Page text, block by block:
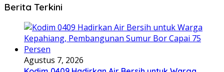
Berita Terkini
Agustus 7, 2026